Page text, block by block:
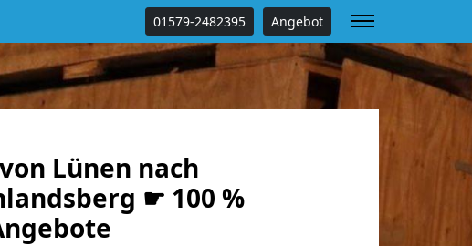
01579-2482395 Angebot
Lünen nach
☛ 100 %